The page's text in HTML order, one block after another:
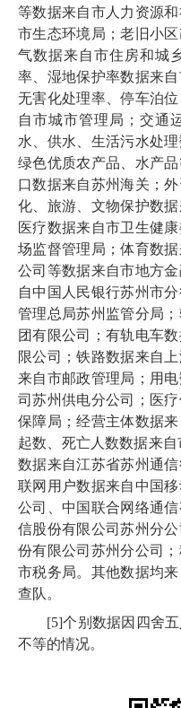
等数据来自市人力资源
市生态环境局；老旧小
气数据来自市住房和城
率、湿地保护率数据来
无害化处理率、停车泊
自市城市管理局；交通
水、供水、生活污水处
绿色优质农产品、水产
口数据来自苏州海关；
化、旅游、文物保护数
医疗数据来自市卫生健
场监督管理局；体育数
公司等数据来自市地方
自中国人民银行苏州市
管理总局苏州监管分局
团有限公司；有轨电车
限公司；铁路数据来自
来自市邮政管理局；用
司苏州供电分公司；医
保障局；经营主体数据
起数、死亡人数数据来自
数据来自江苏省苏州通
联网用户数据来自中国
公司、中国联合网络通
信股份有限公司苏州分
份有限公司苏州分公司
市税务局。其他数据均
查队。
[5]个别数据因四舍
不等的情况。